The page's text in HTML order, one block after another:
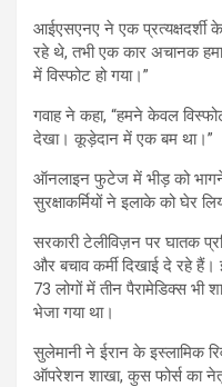
आईएसएनए ने एक प्रत्यक्षदर्शी
रहे थे, तभी एक कार अचानक
में विस्फोट हो गया।”
गवाह ने कहा, “हमने केवल
देखा। कूड़ेदान में एक बम था।”
ऑनलाइन फुटेज में भीड़ को भागने
सुरक्षाकर्मियों ने इलाके को घेर
सरकारी टेलीविज़न पर घातक
और बचाव कर्मी दिखाई दे रहे
73 लोगों में तीन पैरामेडिक्स भी
भेजा गया था।
सुलेमानी ने ईरान के इस्लामिक
ऑपरेशन शाखा, कुस फोर्स का